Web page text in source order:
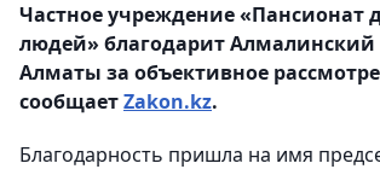
Частное учреждение «Пансионат
людей» благодарит Алмалинский
Алматы за объективное
сообщаетZakon.kz.
Благодарность пришла на имя